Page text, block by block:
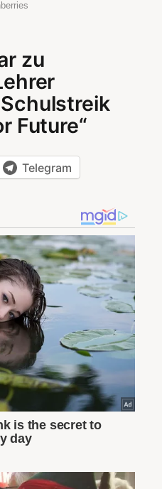
zu
Future“
Telegram